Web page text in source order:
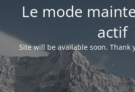
Le mode
actif
Site will be available soon. Thank